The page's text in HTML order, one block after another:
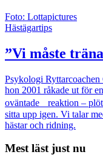
Foto: Lottapictures
Hästägartips
”Vi måste
Psykologi
hon 2001 råkade ut för
oväntade reaktion –
sitta upp igen. Vi talar
hästar och ridning.
Mest läst just nu